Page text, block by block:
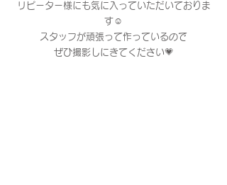
リピーター様にも気に入っていただいておりま
す☺️
スタッフが頑張って作っているので
ぜひ撮影しにきてください💗